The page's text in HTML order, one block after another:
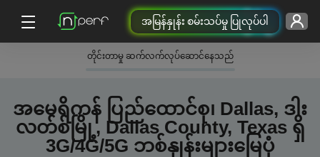
အမြန်နှုန်း စမ်းသပ်မှု ပြုလုပ်ပါ
တိုင်းတာမှု ဆက်လက်လုပ်ဆောင်နေသည်
အမေရိကန် ပြည်ထောင်စု၊ Dallas, ဒါး
လတ်စ်မြို့, Dallas County, Texas ရှိ
3G/4G/5G ဘစ်နှုန်းများမြေပုံ